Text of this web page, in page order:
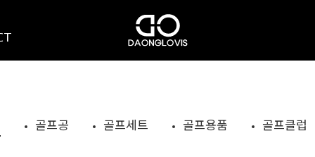
골프공 골프세트 골프용품 골프클럽